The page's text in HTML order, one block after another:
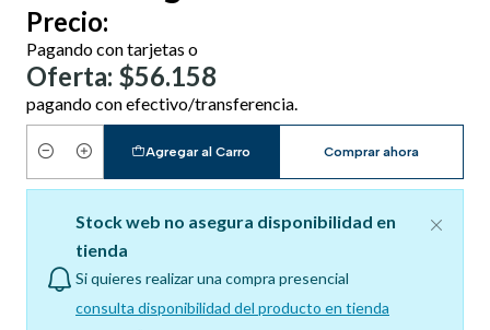
Precio:
Pagando con tarjetas o
Oferta: $56.158
pagando con efectivo/transferencia.
Cantidad
Agregar al Carro Comprar ahora
Stock web no asegura disponibilidad en
tienda
Si quieres realizar una compra presencial
consulta disponibilidad del producto en tienda